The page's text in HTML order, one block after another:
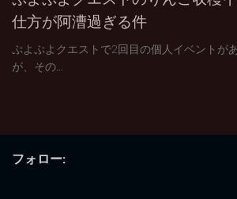
仕方が阿漕過ぎる件
ぷよぷよクエストで2回目の個人イベントが
が、その...
フォロー: